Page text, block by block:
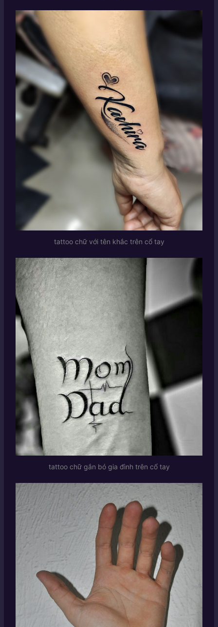
tattoo chữ với tên khắc trên cổ tay
tattoo chữ gắn bó gia đình trên cổ tay